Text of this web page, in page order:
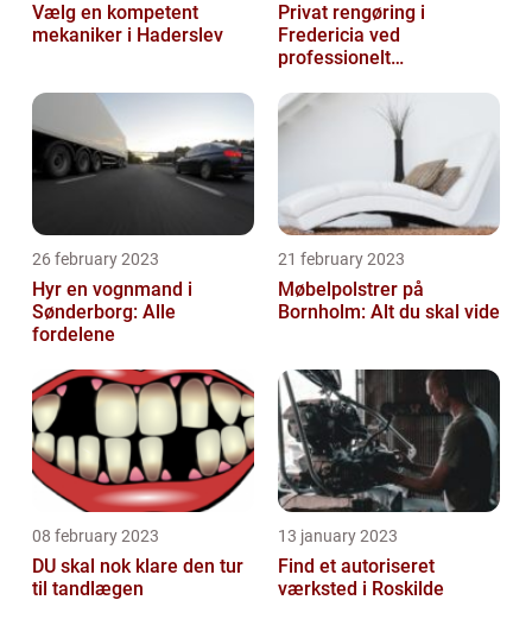
Vælg en kompetent
mekaniker i Haderslev
Privat rengøring i
Fredericia ved
professionelt
26 february 2023
Hyr en vognmand i
Sønderborg: Alle
fordelene
21 february 2023
Møbelpolstrer på
Bornholm: Alt du skal vide
08 february 2023
DU skal nok klare den tur
til tandlægen
13 january 2023
Find et autoriseret
værksted i Roskilde